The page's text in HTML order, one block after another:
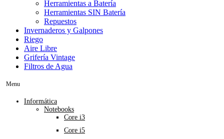
Herramientas a Batería
Herramientas SIN Batería
Repuestos
Invernaderos y Galpones
Riego
Aire Libre
Grifería Vintage
Filtros de Agua
Menu
Informática
Notebooks
Core i3
Core i5